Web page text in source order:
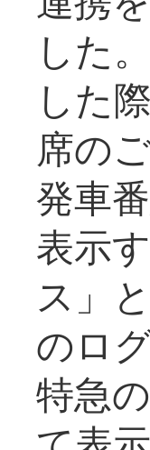
した
した
席の
発車
表示
ス」
のロ
特急